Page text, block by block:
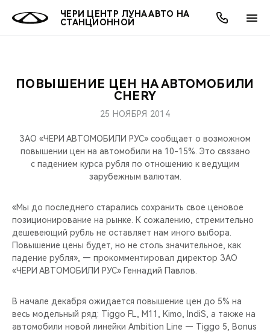
ЧЕРИ ЦЕНТР ЛУНА АВТО НА
СТАНЦИОННОЙ
МОДЕЛИ
КРОССОВЕРЫ
НОВИНКИ
ПОКУПАТЕЛЯМ
КРЕДИТ И СТРАХОВАНИЕ
ВЛАДЕЛЬЦАМ
ЗАПЧАСТИ И АКСЕССУАРЫ
CHERY CONNECT
МИР CHERY
О БРЕНДЕ
ЛЮДИ CHERY
БЛАГОТВОРИТЕЛЬНОСТЬ
CHERY REMOTE
CHERY И СПОРТ
АКЦИИ
ОНЛАЙН СЕРВИСЫ
КРЕДИТ
О КОМПАНИИ
МЫ В СОЦСЕТЯХ
ПОВЫШЕНИЕ ЦЕН НА АВТОМОБИЛИ
CHERY
25 НОЯБРЯ 2014
ЗАО «ЧЕРИ АВТОМОБИЛИ РУС» сообщает о возможном
повышении цен на автомобили на 10-15%. Это связано
с падением курса рубля по отношению к ведущим
зарубежным валютам.
«Мы до последнего старались сохранить свое ценовое
позиционирование на рынке. К сожалению, стремительно
дешевеющий рубль не оставляет нам иного выбора.
Повышение цены будет, но не столь значительное, как
падение рубля», — прокомментировал директор ЗАО
«ЧЕРИ АВТОМОБИЛИ РУС» Геннадий Павлов.
В начале декабря ожидается повышение цен до 5% на
весь модельный ряд: Tiggo FL, M11, Kimo, IndiS, а также на
автомобили новой линейки Ambition Line — Tiggo 5, Bonus